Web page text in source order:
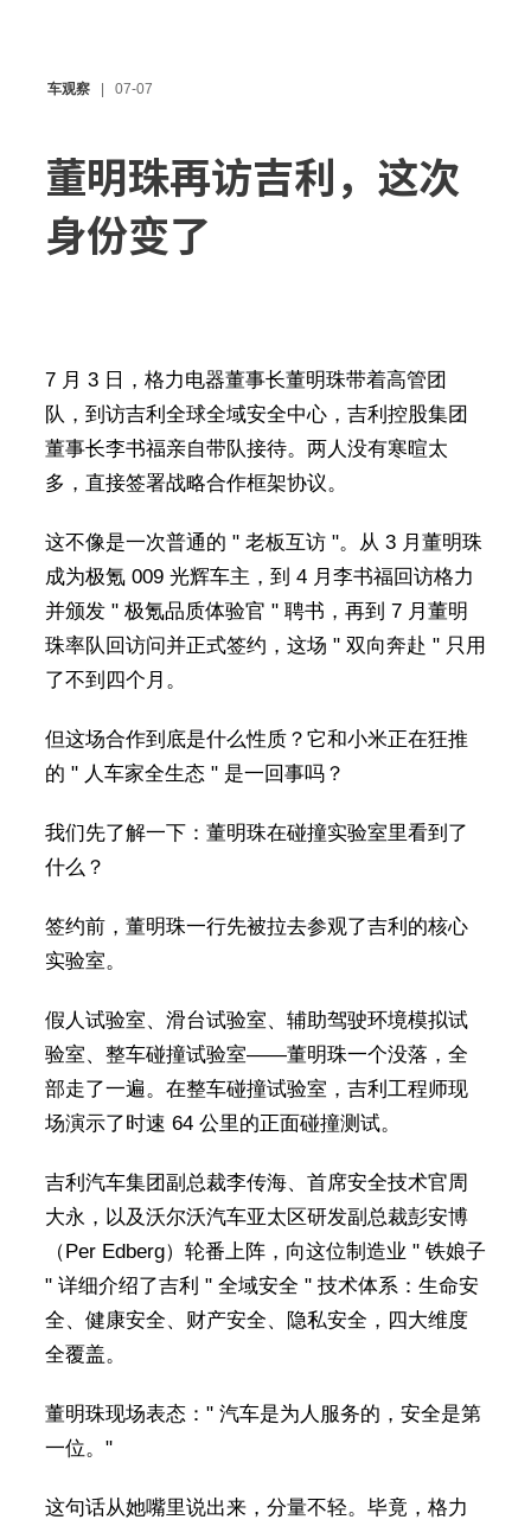
车观察 07-07
董明珠再访吉利，这次
身份变了
7 月 3 日，格力电器董事长董明珠带着高管团
队，到访吉利全球全域安全中心，吉利控股集团
董事长李书福亲自带队接待。两人没有寒暄太
多，直接签署战略合作框架协议。
这不像是一次普通的 " 老板互访 "。从 3 月董明珠
成为极氪 009 光辉车主，到 4 月李书福回访格力
并颁发 " 极氪品质体验官 " 聘书，再到 7 月董明
珠率队回访问并正式签约，这场 " 双向奔赴 " 只用
了不到四个月。
但这场合作到底是什么性质？它和小米正在狂推
的 " 人车家全生态 " 是一回事吗？
我们先了解一下：董明珠在碰撞实验室里看到了
什么？
签约前，董明珠一行先被拉去参观了吉利的核心
实验室。
假人试验室、滑台试验室、辅助驾驶环境模拟试
验室、整车碰撞试验室——董明珠一个没落，全
部走了一遍。在整车碰撞试验室，吉利工程师现
场演示了时速 64 公里的正面碰撞测试。
吉利汽车集团副总裁李传海、首席安全技术官周
大永，以及沃尔沃汽车亚太区研发副总裁彭安博
（Per Edberg）轮番上阵，向这位制造业 " 铁娘子
" 详细介绍了吉利 " 全域安全 " 技术体系：生命安
全、健康安全、财产安全、隐私安全，四大维度
全覆盖。
董明珠现场表态：" 汽车是为人服务的，安全是第
一位。"
这句话从她嘴里说出来，分量不轻。毕竟，格力